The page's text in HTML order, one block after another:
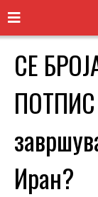
СЕ
ПОТПИС
Иран?